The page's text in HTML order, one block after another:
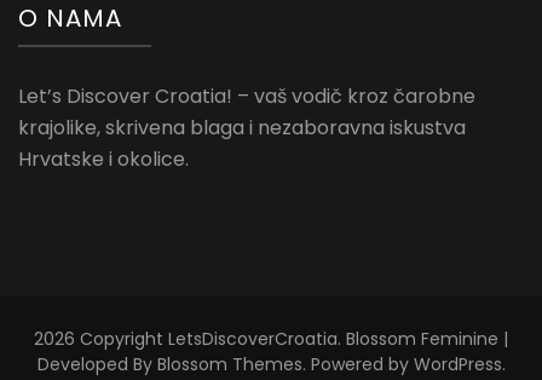
O NAMA
Let’s Discover Croatia! – vaš vodič kroz čarobne
krajolike, skrivena blaga i nezaboravna iskustva
Hrvatske i okolice.
2026 Copyright LetsDiscoverCroatia. Blossom Feminine |
Developed By Blossom Themes. Powered by WordPress.